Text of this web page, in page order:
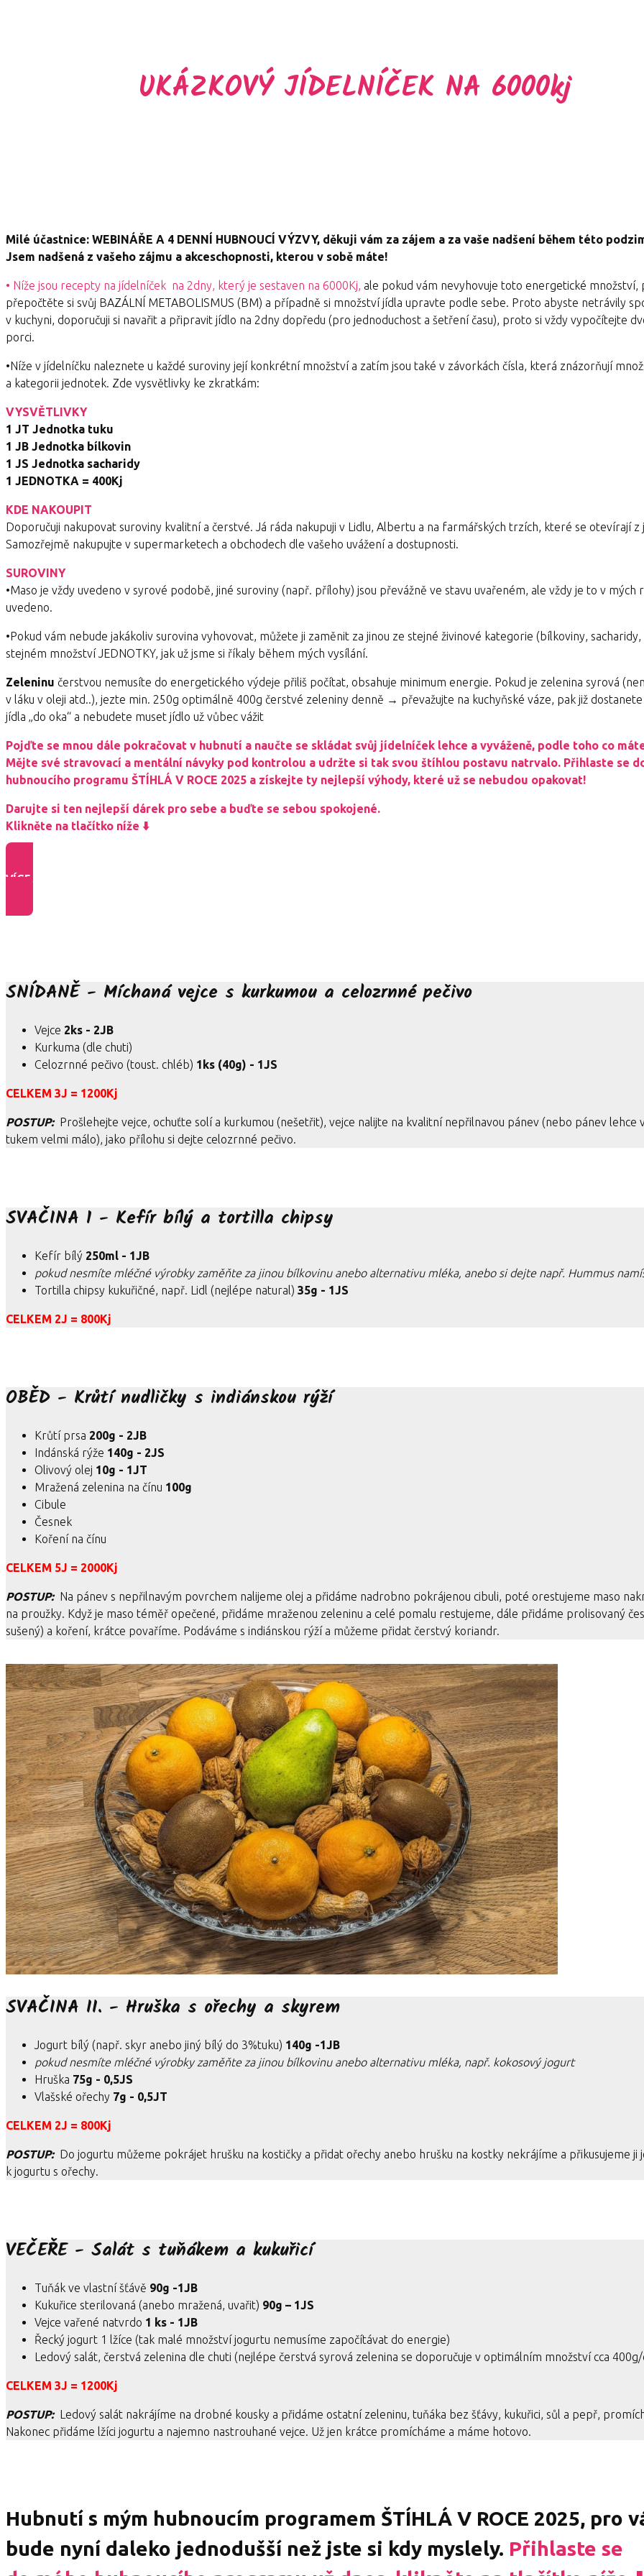
UKÁZKOVÝ JÍDELNÍČEK NA 6000kj
Milé účastnice: WEBINÁŘE A 4 DENNÍ HUBNOUCÍ VÝZVY, děkuji vám za zájem a za vaše nadšení během této
Jsem nadšená z vašeho zájmu a akceschopnosti, kterou v sobě máte!
• Níže jsou recepty na jídelníček na 2dny, který je sestaven na 6000Kj, ale pokud vám nevyhovuje toto energetické množství,
přepočtěte si svůj BAZÁLNÍ METABOLISMUS (BM) a případně si množství jídla upravte podle sebe. Proto abyste netrávily
v kuchyni, doporučuji si navařit a připravit jídlo na 2dny dopředu (pro jednoduchost a šetření času), proto si vždy vypočítejte
porci.
•Níže v jídelníčku naleznete u každé suroviny její konkrétní množství a zatím jsou také v závorkách čísla, která znázorňují
a kategorii jednotek. Zde vysvětlivky ke zkratkám:
VYSVĚTLIVKY
1 JT Jednotka tuku
1 JB Jednotka bílkovin
1 JS Jednotka sacharidy
1 JEDNOTKA = 400Kj
KDE NAKOUPIT
Doporučuji nakupovat suroviny kvalitní a čerstvé. Já ráda nakupuji v Lidlu, Albertu a na farmářských trzích, které se otevírají z
Samozřejmě nakupujte v supermarketech a obchodech dle vašeho uvážení a dostupnosti.
SUROVINY
•Maso je vždy uvedeno v syrové podobě, jiné suroviny (např. přílohy) jsou převážně ve stavu uvařeném, ale vždy je to v mých
uvedeno.
•Pokud vám nebude jakákoliv surovina vyhovovat, můžete ji zaměnit za jinou ze stejné živinové kategorie (bílkoviny, sacharidy,
stejném množství JEDNOTKY, jak už jsme si říkaly během mých vysílání.
Zeleninu čerstvou nemusíte do energetického výdeje přiliš počítat, obsahuje minimum energie. Pokud je zelenina syrová
v láku v oleji atd..), jezte min. 250g optimálně 400g čerstvé zeleniny denně → převažujte na kuchyňské váze, pak již
jídla „do oka“ a nebudete muset jídlo už vůbec vážit
Pojďte se mnou dále pokračovat v hubnutí a naučte se skládat svůj jídelníček lehce a vyváženě, podle toho co
Mějte své stravovací a mentální návyky pod kontrolou a udržte si tak svou štíhlou postavu natrvalo. Přihlaste se
hubnoucího programu ŠTÍHLÁ V ROCE 2025 a získejte ty nejlepší výhody, které už se nebudou opakovat!
Darujte si ten nejlepší dárek pro sebe a buďte se sebou spokojené.
Klikněte na tlačítko níže ⬇️
VÍCE INFO O PROGRAMU >>
SNÍDANĚ - Míchaná vejce s kurkumou a celozrnné pečivo
Vejce 2ks - 2JB
Kurkuma (dle chuti)
Celozrnné pečivo (toust. chléb) 1ks (40g) - 1JS
CELKEM 3J = 1200Kj
POSTUP: Prošlehejte vejce, ochuťte solí a kurkumou (nešetřit), vejce nalijte na kvalitní nepřilnavou pánev (nebo pánev lehce
tukem velmi málo), jako přílohu si dejte celozrnné pečivo.
SVAČINA 1 - Kefír bílý a tortilla chipsy
Kefír bílý 250ml - 1JB
pokud nesmíte mléčné výrobky zaměňte za jinou bílkovinu anebo alternativu mléka, anebo si dejte např. Hummus
Tortilla chipsy kukuřičné, např. Lidl (nejlépe natural) 35g - 1JS
CELKEM 2J = 800Kj
OBĚD - Krůtí nudličky s indiánskou rýží
Krůtí prsa 200g - 2JB
Indánská rýže 140g - 2JS
Olivový olej 10g - 1JT
Mražená zelenina na čínu 100g
Cibule
Česnek
Koření na čínu
CELKEM 5J = 2000Kj
POSTUP: Na pánev s nepřilnavým povrchem nalijeme olej a přidáme nadrobno pokrájenou cibuli, poté orestujeme maso
na proužky. Když je maso téměř opečené, přidáme mraženou zeleninu a celé pomalu restujeme, dále přidáme prolisovaný
sušený) a koření, krátce povaříme. Podáváme s indiánskou rýží a můžeme přidat čerstvý koriandr.
SVAČINA II. - Hruška s ořechy a skyrem
Jogurt bílý (např. skyr anebo jiný bílý do 3%tuku) 140g -1JB
pokud nesmíte mléčné výrobky zaměňte za jinou bílkovinu anebo alternativu mléka, např. kokosový jogurt
Hruška 75g - 0,5JS
Vlašské ořechy 7g - 0,5JT
CELKEM 2J = 800Kj
POSTUP: Do jogurtu můžeme pokrájet hrušku na kostičky a přidat ořechy anebo hrušku na kostky nekrájíme a přikusujeme ji
k jogurtu s ořechy.
VEČEŘE - Salát s tuňákem a kukuřicí
Tuňák ve vlastní šťávě 90g -1JB
Kukuřice sterilovaná (anebo mražená, uvařit) 90g – 1JS
Vejce vařené natvrdo 1 ks - 1JB
Řecký jogurt 1 lžíce (tak malé množství jogurtu nemusíme započítávat do energie)
Ledový salát, čerstvá zelenina dle chuti (nejlépe čerstvá syrová zelenina se doporučuje v optimálním množství cca
CELKEM 3J = 1200Kj
POSTUP:Ledový salát nakrájíme na drobné kousky a přidáme ostatní zeleninu, tuňáka bez šťávy, kukuřici, sůl a pepř,
Nakonec přidáme lžíci jogurtu a najemno nastrouhané vejce. Už jen krátce promícháme a máme hotovo.
Hubnutí s mým hubnoucím programem ŠTÍHLÁ V ROCE 2025, pro
bude nyní daleko jednodušší než jste si kdy myslely. Přihlaste se